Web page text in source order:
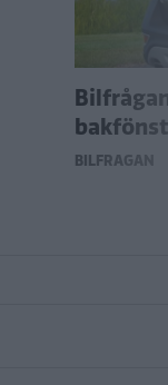
BILFRÅGAN